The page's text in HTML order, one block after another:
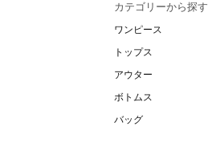
カテゴリーから探す
ワンピース
トップス
アウター
ボトムス
バッグ